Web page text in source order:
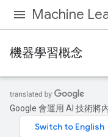
Machine
機器學習概念
Google 會運用 AI 技術將